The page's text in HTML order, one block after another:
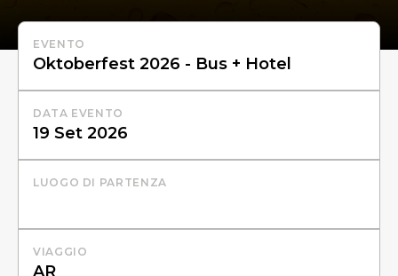
EVENTO
DATA EVENTO
LUOGO DI PARTENZA
VIAGGIO